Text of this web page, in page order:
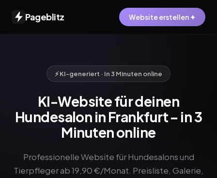
Pageblitz Website erstellen ✦
⚡ KI-generiert · In 3 Minuten online
KI-Website für deinen
Hundesalon in Frankfurt – in 3
Minuten online
Professionelle Website für Hundesalons und
Tierpfleger ab 19,90 €/Monat. Preisliste, Galerie,